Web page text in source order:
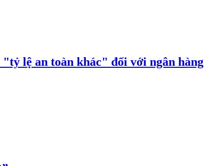
lệ an toàn khác" đối với ngân hàng